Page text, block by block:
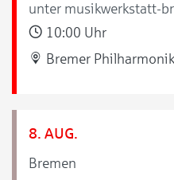
unter musikwerkstatt-
10:00 Uhr
Bremer
8. AUG.
Bremen